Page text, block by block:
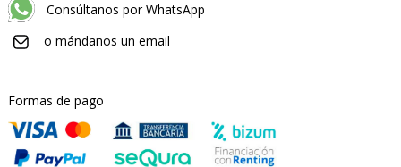
Consúltanos por WhatsApp
o mándanos un email
Formas de pago